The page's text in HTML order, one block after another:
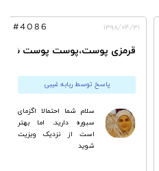
قرمزی پوست،پوست پوست
پاسخ توسط ربابه غیبی
۱۳۹۸/۰۴/۳۱ #4086
سلام شما احتمالا اگزماى
سبوره دارید. اما بهتر
است از نزدیک ویزیت
شوید